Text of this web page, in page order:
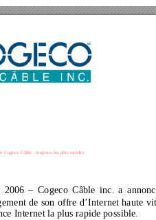
Cogeco Câble : toujours les plus rapides
2006 – Cogeco Câble inc. a
de son offre d’Internet haute
Internet la plus rapide possible.